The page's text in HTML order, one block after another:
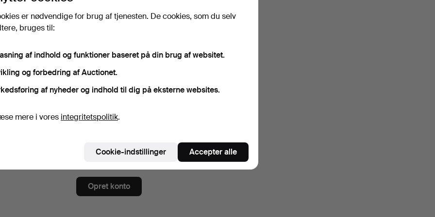
på nyhedsbrev fra Chalkwell Auctions. (frivilligt)
andet auktionskataloger, invitationer til events og nyheder. Hvis du
kan du nemt afslutte abonnementet.
du blandt andet se eksperttips, udvalgte genstande og inspiration. Hvis du
købsbetingelser
integritetspolitikken.
Opret konto
er nødvendige for brug af tjenesten. De cookies, som du selv
bruges til:
af indhold og funktioner baseret på din brug af websitet.
og forbedring af Auctionet.
af nyheder og indhold til dig på eksterne websites.
mere i vores integritetspolitik.
Cookie-indstillinger Accepter alle